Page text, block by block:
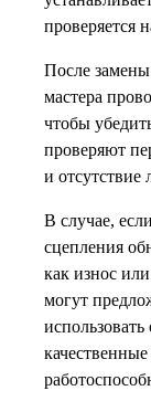
проверяется
После
мастера
чтобы
проверяют
и
В случае,
сцепления
как износ
могут